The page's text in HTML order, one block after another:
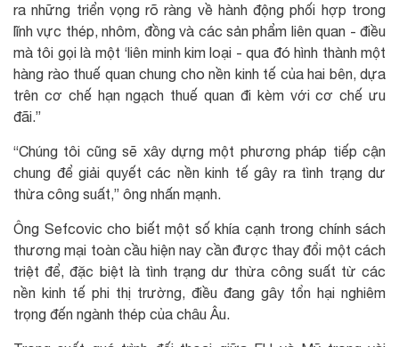
ra những triển vọng rõ ràng về hành động phối hợp trong
lĩnh vực thép, nhôm, đồng và các sản phẩm liên quan - điều
mà tôi gọi là một ‘liên minh kim loại - qua đó hình thành một
hàng rào thuế quan chung cho nền kinh tế của hai bên, dựa
trên cơ chế hạn ngạch thuế quan đi kèm với cơ chế ưu
đãi.”
“Chúng tôi cũng sẽ xây dựng một phương pháp tiếp cận
chung để giải quyết các nền kinh tế gây ra tình trạng dư
thừa công suất,” ông nhấn mạnh.
Ông Sefcovic cho biết một số khía cạnh trong chính sách
thương mại toàn cầu hiện nay cần được thay đổi một cách
triệt để, đặc biệt là tình trạng dư thừa công suất từ các
nền kinh tế phi thị trường, điều đang gây tổn hại nghiêm
trọng đến ngành thép của châu Âu.